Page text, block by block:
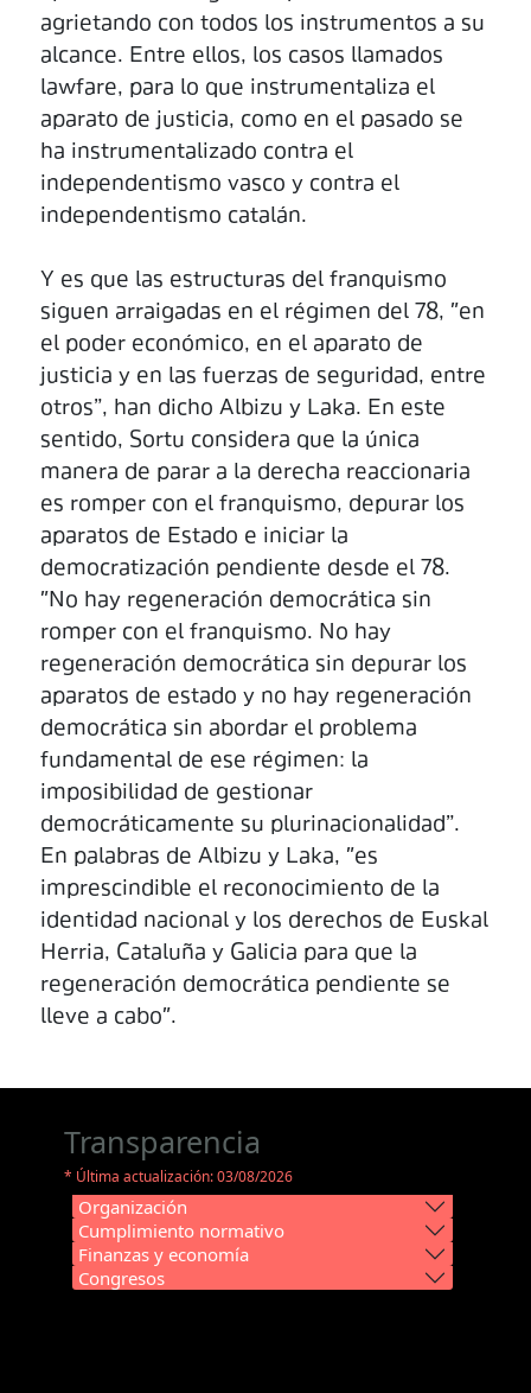
agrietando con todos los instrumentos a su
alcance. Entre ellos, los casos llamados
lawfare, para lo que instrumentaliza el
aparato de justicia, como en el pasado se
ha instrumentalizado contra el
independentismo vasco y contra el
independentismo catalán.
Y es que las estructuras del franquismo
siguen arraigadas en el régimen del 78, "en
el poder económico, en el aparato de
justicia y en las fuerzas de seguridad, entre
otros”, han dicho Albizu y Laka. En este
sentido, Sortu considera que la única
manera de parar a la derecha reaccionaria
es romper con el franquismo, depurar los
aparatos de Estado e iniciar la
democratización pendiente desde el 78.
"No hay regeneración democrática sin
romper con el franquismo. No hay
regeneración democrática sin depurar los
aparatos de estado y no hay regeneración
democrática sin abordar el problema
fundamental de ese régimen: la
imposibilidad de gestionar
democráticamente su plurinacionalidad”.
En palabras de Albizu y Laka, "es
imprescindible el reconocimiento de la
identidad nacional y los derechos de Euskal
Herria, Cataluña y Galicia para que la
regeneración democrática pendiente se
lleve a cabo".
Transparencia
* Última actualización: 03/08/2026
Organización
Cumplimiento normativo
Finanzas y economía
Congresos